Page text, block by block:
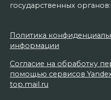
государственных
Политика
информации
Согласие на обработку
помощью сервисов
top.mail.ru